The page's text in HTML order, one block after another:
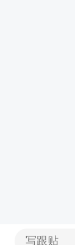
写跟贴